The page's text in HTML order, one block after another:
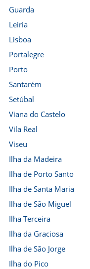
Guarda
Leiria
Lisboa
Portalegre
Porto
Santarém
Setúbal
Viana do Castelo
Vila Real
Viseu
Ilha da Madeira
Ilha de Porto Santo
Ilha de Santa Maria
Ilha de São Miguel
Ilha Terceira
Ilha da Graciosa
Ilha de São Jorge
Ilha do Pico